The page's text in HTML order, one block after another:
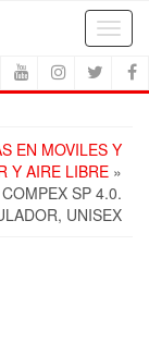
EN MOVILES Y
Y AIRE LIBRE »
SP 4.0.
UNISEX